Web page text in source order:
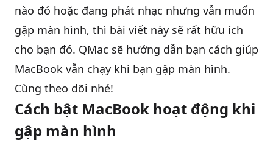
Thay Linh Kiện
nào đó hoặc đang phát nhạc nhưng vẫn muốn
gập màn hình, thì bài viết này sẽ rất hữu ích
cho bạn đó. QMac sẽ hướng dẫn bạn cách giúp
MacBook vẫn chạy khi bạn gập màn hình.
Cùng theo dõi nhé!
Cách bật MacBook hoạt động khi
gập màn hình